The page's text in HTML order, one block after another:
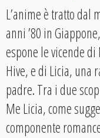
L’anime è tratto dal
anni ’80 in
espone le vicende
Hive, e di Licia, una
padre. Tra i due
Me Licia, come
componente